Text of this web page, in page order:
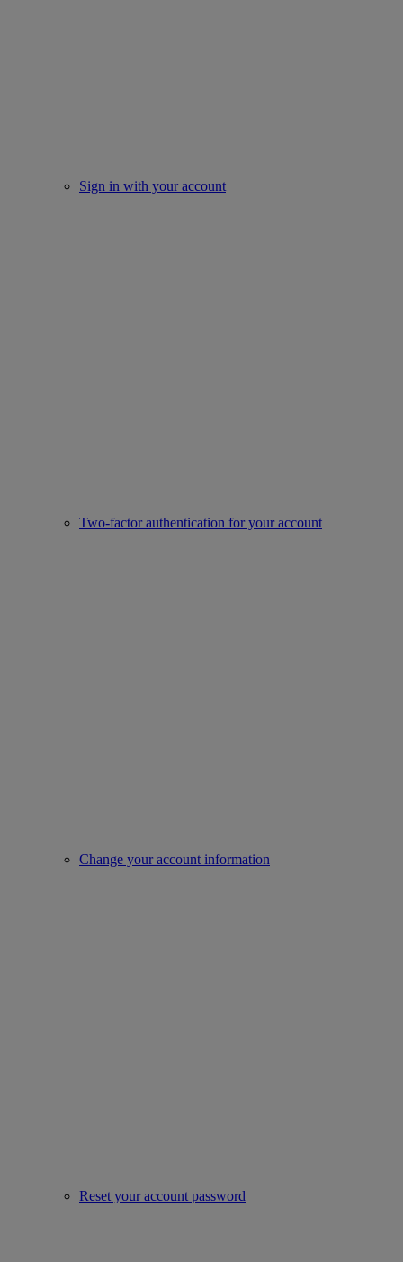
Sign in with your account
Two-factor authentication for your account
Change your account information
Reset your account password